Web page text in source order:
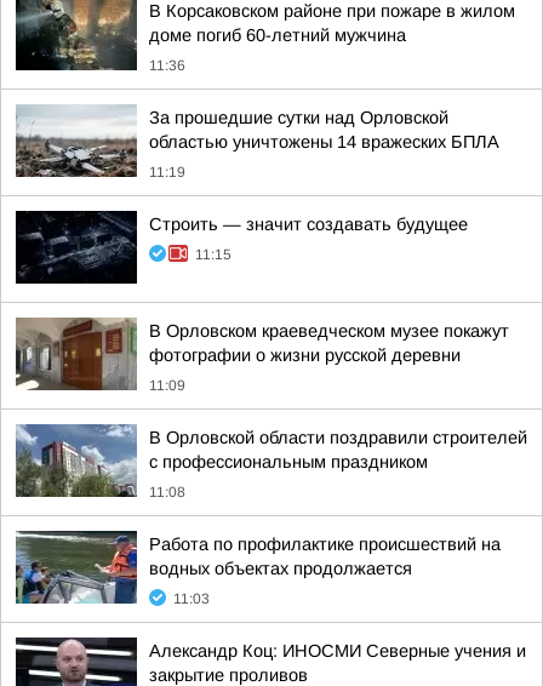
В Корсаковском районе при пожаре в жилом
доме погиб 60-летний мужчина
11:36
За прошедшие сутки над Орловской
областью уничтожены 14 вражеских БПЛА
11:19
Строить — значит создавать будущее
11:15
В Орловском краеведческом музее покажут
фотографии о жизни русской деревни
11:09
В Орловской области поздравили строителей
с профессиональным праздником
11:08
Работа по профилактике происшествий на
водных объектах продолжается
11:03
Александр Коц: ИНОСМИ Северные учения и
закрытие проливов